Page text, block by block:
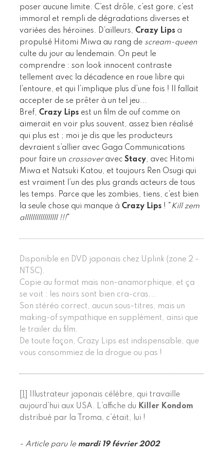
poser aucune limite. C’est drôle, c’est gore, c’est
immoral et rempli de dégradations diverses et
variées des héroïnes. D’ailleurs, Crazy Lips a
propulsé Hitomi Miwa au rang de scream-queen
culte du jour au lendemain. On peut le
comprendre : son look innocent contraste
tellement avec la décadence en roue libre qui
l’entoure, et qui l’implique plus d’une fois ! Il fallait
accepter de se prêter à un tel jeu...
Bref, Crazy Lips est un film de ouf comme on
aimerait en voir plus souvent, assez bien réalisé
qui plus est ; moi je dis que les producteurs
devraient s’allier avec Gaga Communications
pour faire un crossoveravec Stacy, avec Hitomi
Miwa et Natsuki Katou, et toujours Ren Osugi qui
est vraiment l’un des plus grands acteurs de tous
les temps. Parce que les zombies, tiens, c’est bien
la seule chose qui manque à Crazy Lips ! "
Kill zem
alllllllllllllllll !!!"
Disponible en DVD japonais chez Uplink (zone 2 -
NTSC).
Copie au format mais non-anamorphique, et ça
se voit : les noirs sont bien cra-cras...
Son stéréo correct, aucun sous-titres, mais un
making-of sympathique en supplément, ainsi que
le trailer du film.
De toute façon, Crazy Lips est indispensable, que
vous consommiez de la drogue ou pas !
Illustrateur japonais célèbre, qui travaille
aujourd’hui aux USA. L’affiche du Killer Kondom
distribué par la Troma, c’était, lui !
- Article paru le mardi 19 février 2002